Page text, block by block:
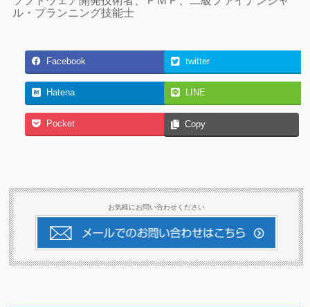
ル・プランニング技能士
Facebook twitter
Hatena LINE
Pocket Copy
お気軽にお問い合わせください